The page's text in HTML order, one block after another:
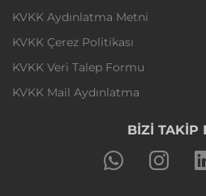
KVKK Aydınlatma Metni
KVKK Çerez Politikası
KVKK Veri Talep Formu
KVKK Mail Aydınlatma
BİZİ TAKİP